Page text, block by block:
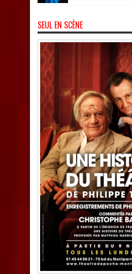
SEUL EN SCÈNE